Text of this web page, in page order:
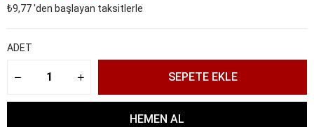
₺9,77'den başlayan taksitlerle
ADET